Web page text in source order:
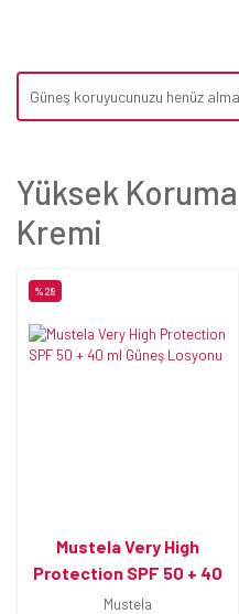
Yüksek
Kremi
%28
Mustela Very High
Protection SPF 50 + 40
ml Güneş Losyonu
Mustela